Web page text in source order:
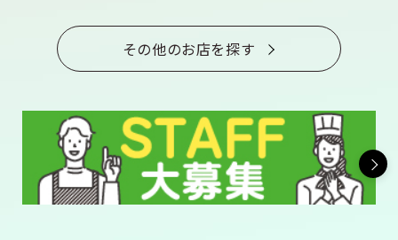
その他のお店を探す